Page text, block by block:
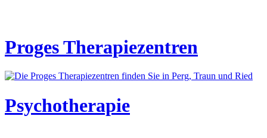
Proges Therapiezentren
Psychotherapie